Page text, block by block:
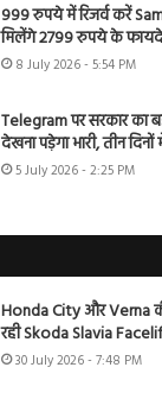
999 रुपये में रिजर्व करें
मिलेंगे 2799 रुपये के फायदे
8 July 2026 - 5:54 PM
Telegram पर सरकार का
देखना पड़ेगा भारी, तीन
5 July 2026 - 2:25 PM
Honda City और Verna
रही Skoda Slavia
30 July 2026 - 7:48 PM